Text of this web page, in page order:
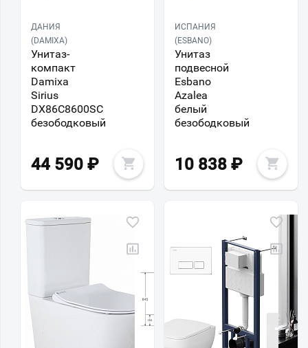
ДАНИЯ
(DAMIXA)
Унитаз-
компакт
Damixa
Sirius
DX86C8600SC
безободковый
44 590 ₽
ИСПАНИЯ
(ESBANO)
Унитаз
подвесной
Esbano
Azalea
белый
безободковый
10 838 ₽